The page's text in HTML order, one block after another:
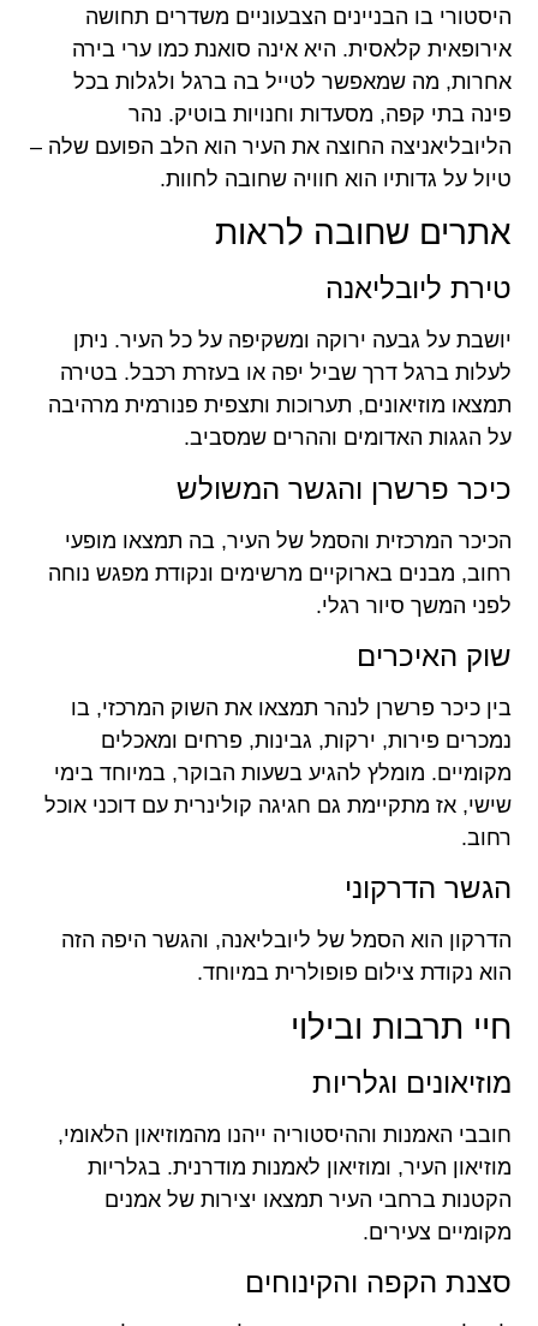
היסטורי בו הבניינים הצבעוניים משדרים תחושה
אירופאית קלאסית. היא אינה סואנת כמו ערי בירה
אחרות, מה שמאפשר לטייל בה ברגל ולגלות בכל
פינה בתי קפה, מסעדות וחנויות בוטיק. נהר
הליובליאניצה החוצה את העיר הוא הלב הפועם שלה –
טיול על גדותיו הוא חוויה שחובה לחוות.
אתרים שחובה לראות
טירת ליובליאנה
יושבת על גבעה ירוקה ומשקיפה על כל העיר. ניתן
לעלות ברגל דרך שביל יפה או בעזרת רכבל. בטירה
תמצאו מוזיאונים, תערוכות ותצפית פנורמית מרהיבה
על הגגות האדומים וההרים שמסביב.
כיכר פרשרן והגשר המשולש
הכיכר המרכזית והסמל של העיר, בה תמצאו מופעי
רחוב, מבנים בארוקיים מרשימים ונקודת מפגש נוחה
לפני המשך סיור רגלי.
שוק האיכרים
בין כיכר פרשרן לנהר תמצאו את השוק המרכזי, בו
נמכרים פירות, ירקות, גבינות, פרחים ומאכלים
מקומיים. מומלץ להגיע בשעות הבוקר, במיוחד בימי
שישי, אז מתקיימת גם חגיגה קולינרית עם דוכני אוכל
רחוב.
הגשר הדרקוני
הדרקון הוא הסמל של ליובליאנה, והגשר היפה הזה
הוא נקודת צילום פופולרית במיוחד.
חיי תרבות ובילוי
מוזיאונים וגלריות
חובבי האמנות וההיסטוריה ייהנו מהמוזיאון הלאומי,
מוזיאון העיר, ומוזיאון לאמנות מודרנית. בגלריות
הקטנות ברחבי העיר תמצאו יצירות של אמנים
מקומיים צעירים.
סצנת הקפה והקינוחים